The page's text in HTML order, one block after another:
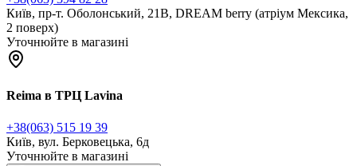
Київ, пр-т. Оболонський, 21В, DREAM berry (атріум Мексика,
2 поверх)
Уточнюйте в магазині
Reima в ТРЦ Lavina
+38(063) 515 19 39
Київ, вул. Берковецька, 6д
Уточнюйте в магазині